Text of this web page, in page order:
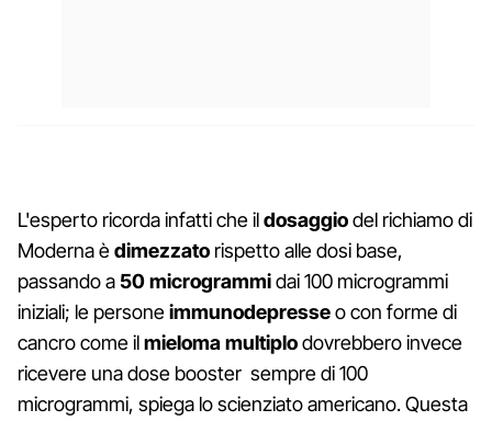
L'esperto ricorda infatti che ildosaggiodel richiamo di
Moderna èdimezzato rispetto alle dosi base,
passando a 50 microgrammidai 100 microgrammi
iniziali; le personeimmunodepresseo con forme di
cancro come ilmieloma multiplodovrebbero invece
ricevere una dose booster sempre di 100
microgrammi, spiega lo scienziato americano. Questa